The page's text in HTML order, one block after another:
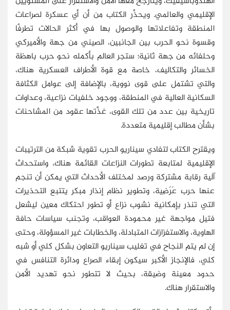
الإقليمي والعالمي. ويحذِّر الكتاب من أن أي عسكرة لصراعات
المنطقة وتفاعلاتها والوصول بها في أكثر الحالات تطرفًا
وقسوة نحو الحرب بين الجانبين، الصيني من جهة والأميركي
وحلفائه من جهة ثانية؛ ستجر العالم بأكمله نحو حرب باهظة
الخسائر والتكاليف، خاصة مع قوة الأطراف العسكرية هناك،
والتي تشتمل على قوى نووية، بالإضافة إلى عوامل الكثافة
السكانية العالية في المنطقة، ووجود خلفيات نزاعية، وعداوات
تاريخية بين عدد من تلك القوى، غذَّتها عقود من المشاحنات
بشأن مطالب إقليمية متعددة.
ويقترح الكتاب لتفادي سيناريو الحرب تقوية شبكة من الترتيبات
الإقليمية لمتابعة تطورات النزاعات القائمة هناك، واستحداث
آلية رقابة مشتركة ورصد لمختلف الأحداث التي يمكن أن تنجم
عنها حرب عَرَضِية، وتطوير نظام إنذار مبكر يتتبع التحذيرات
التي تنذر بإمكانية نشوب نزاع أو تطور احتكاك معين ليشعل
فتيل مواجهة غير محمودة العواقب، وتجنب سياسات حافة
الهاوية، والاستفزازات المتبادلة، والخطابات غير المسؤولة، وحتى
إن لم يتم النجاح في تغليب سيناريو التعاون بشكل كلي أو شبه
كلي، فالإنجاز الأكبر سيكون إبقاء الصراع ودائرة التنافس في
حدود معينة وضيقة، بحيث لا تتطور نحو تهديد الأمن
والاستقرار هناك.